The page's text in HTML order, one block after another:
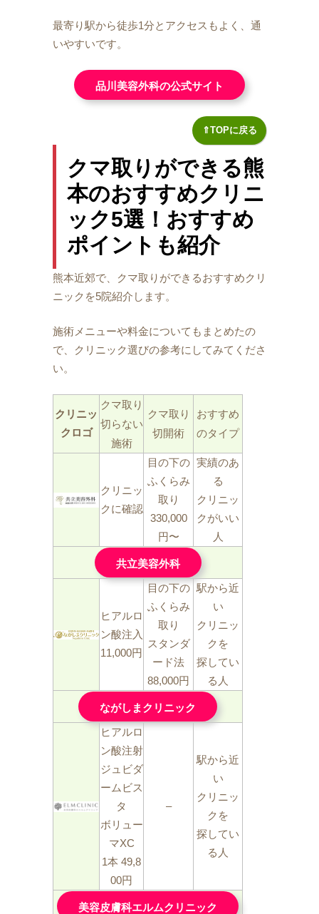
最寄り駅から徒歩1分とアクセスもよく、通
いやすいです。
品川美容外科の公式サイト
⇑TOPに戻る
クマ取りができる熊
本のおすすめクリニ
ック5選！おすすめ
ポイントも紹介
熊本近郊で、クマ取りができるおすすめクリ
ニックを5院紹介します。
施術メニューや料金についてもまとめたの
で、クリニック選びの参考にしてみてくださ
い。
クリニッ
クロゴ
クマ取り
切らない
施術
クマ取り
切開術
おすすめ
のタイプ
クリニッ
クに確認
目の下の
ふくらみ
取り
330,000
円〜
実績のあ
る
クリニッ
クがいい
人
共立美容外科
ヒアルロ
ン酸注入
11,000円
目の下の
ふくらみ
取り
スタンダ
ード法
88,000円
駅から近
い
クリニッ
クを
探してい
る人
ながしまクリニック
ヒアルロ
ン酸注射
ジュビダ
ームビス
タ
ボリュー
マXC
1本 49,8
00円
–
駅から近
い
クリニッ
クを
探してい
る人
美容皮膚科エルムクリニック